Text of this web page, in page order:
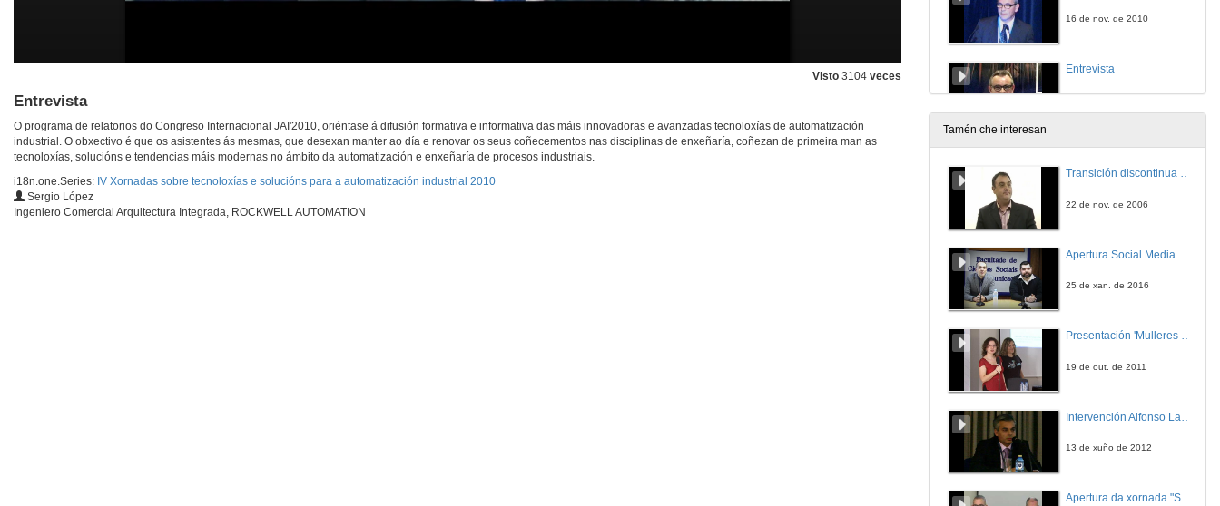
Visto 3104 veces
Entrevista
O programa de relatorios do Congreso Internacional JAI'2010, oriéntase á difusión formativa e informativa das máis innovadoras e avanzadas tecnoloxías de automatización
industrial. O obxectivo é que os asistentes ás mesmas, que desexan manter ao día e renovar os seus coñecementos nas disciplinas de enxeñaría, coñezan de primeira man as
tecnoloxías, solucións e tendencias máis modernas no ámbito da automatización e enxeñaría de procesos industriais.
i18n.one.Series: IV Xornadas sobre tecnoloxías e solucións para a automatización industrial 2010
Sergio López
Ingeniero Comercial Arquitectura Integrada, ROCKWELL AUTOMATION
16 de nov. de 2010
Entrevista
A estratexia PLM no sector industrial
16 de nov. de 2010
Tamén che interesan
Transición discontinua de partículas de microgel termosensible
22 de nov. de 2006
25 de xan. de 2016
Presentación 'Mulleres no software libre'
19 de out. de 2011
13 de xuño de 2012
Apertura da xornada "Smart-Energy, Smart-City"